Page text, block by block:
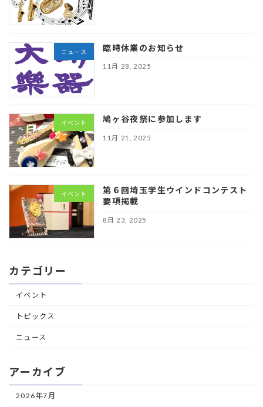
ニュース 臨時休業のお知らせ
11月 28, 2025
イベント 鳩ヶ谷夜祭に参加します
11月 21, 2025
イベント
第６回埼玉学生ウインドコンテスト
要項掲載
8月 23, 2025
カテゴリー
イベント
トピックス
ニュース
アーカイブ
2026年7月